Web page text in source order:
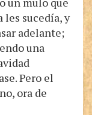
les sucedía, y
adelante;
una
Pero el
ora de